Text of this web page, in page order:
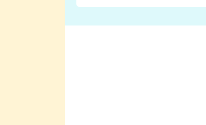
Proč je podle nich falešná a